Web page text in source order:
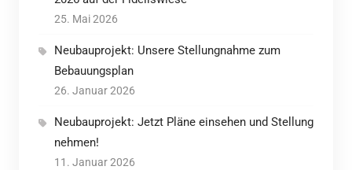
25. Mai 2026
Neubauprojekt: Unsere Stellungnahme zum
Bebauungsplan
26. Januar 2026
Neubauprojekt: Jetzt Pläne einsehen und Stellung
nehmen!
11. Januar 2026